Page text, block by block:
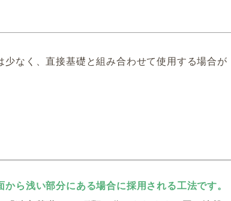
なく、直接基礎と組み合わせて使用する場合が
ら浅い部分にある場合に採用される工法です。